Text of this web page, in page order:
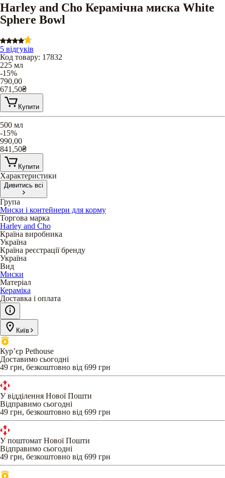
Harley and Cho Керамічна миска White
Sphere Bowl
5 відгуків
Код товару: 17832
225 мл
-15%
790,00
671,50₴
Купити
500 мл
-15%
990,00
841,50₴
Купити
Характеристики
Дивитись всі
Група
Миски і контейнери для корму
Торгова марка
Harley and Cho
Країна виробника
Україна
Країна реєстрації бренду
Україна
Вид
Миски
Матеріал
Кераміка
Доставка і оплата
Київ
Кур’єр Pethouse
Доставимо сьогодні
49 грн, безкоштовно від 699 грн
У відділення Нової Пошти
Відправимо сьогодні
49 грн, безкоштовно від 699 грн
У поштомат Нової Пошти
Відправимо сьогодні
49 грн, безкоштовно від 699 грн